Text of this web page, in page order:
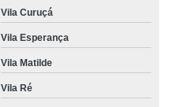
Vila Curuçá
Vila Esperança
Vila Matilde
Vila Ré